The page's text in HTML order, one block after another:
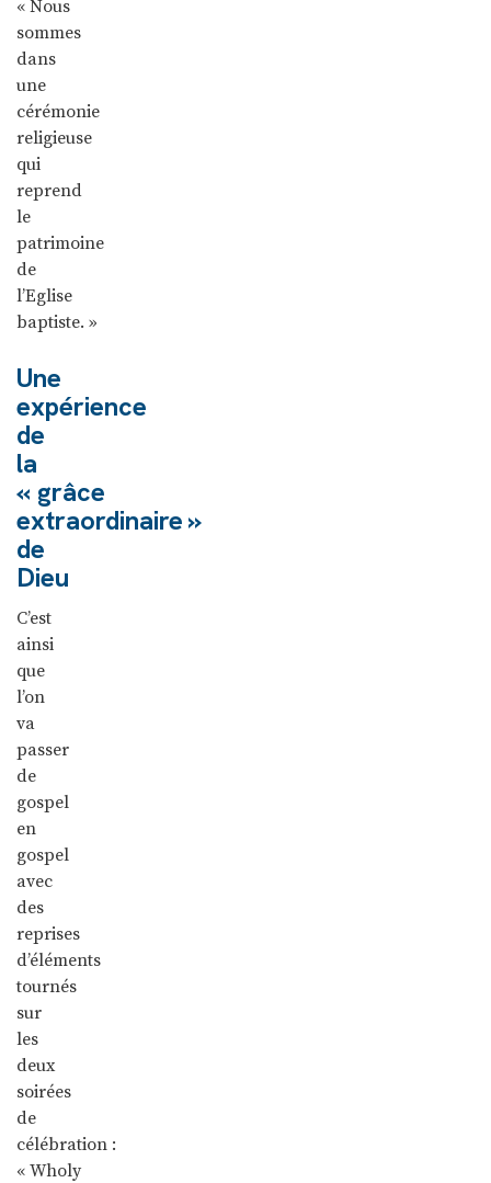
« Nous
sommes
dans
une
cérémonie
religieuse
qui
reprend
le
patrimoine
de
l’Eglise
baptiste. »
Une
expérience
de
la
« grâce
extraordinaire »
de
Dieu
C’est
ainsi
que
l’on
va
passer
de
gospel
en
gospel
avec
des
reprises
d’éléments
tournés
sur
les
deux
soirées
de
célébration :
« Wholy